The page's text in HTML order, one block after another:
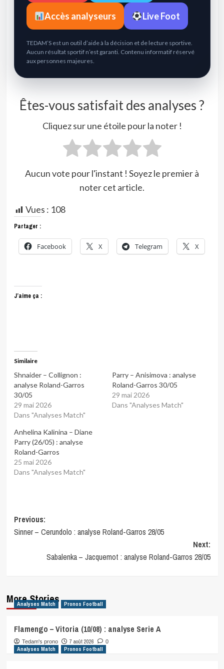
Accès analyseurs Live Foot
TEDAM’S est un outil d’aide à la décision et de lecture sportive.
Aucun résultat sportif n’est garanti. Contenu informatif réservé
aux personnes majeures.
Êtes-vous satisfait des analyses ?
Cliquez sur une étoile pour la noter !
Aucun vote pour l'instant ! Soyez le premier à
noter cet article.
Vues : 108
Partager :
Facebook X Telegram X
J’aime ça :
Similaire
Shnaider – Collignon :
analyse Roland-Garros
30/05
29 mai 2026
Dans "Analyses Match"
Parry – Anisimova : analyse
Roland-Garros 30/05
29 mai 2026
Dans "Analyses Match"
Anhelina Kalinina – Diane
Parry (26/05) : analyse
Roland-Garros
25 mai 2026
Dans "Analyses Match"
Post
navigation
Previous:
Sinner – Cerundolo : analyse Roland-Garros 28/05
Next:
Sabalenka – Jacquemot : analyse Roland-Garros 28/05
More Stories
Analyses Match Pronos Football
Flamengo – Vitoria (10/08) : analyse Serie A
Tedam's prono 7 août 2026 0
Analyses Match Pronos Football